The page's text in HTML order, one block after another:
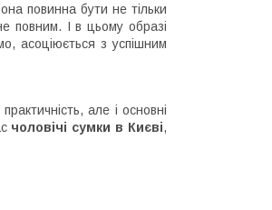
повинна бути не тільки
повним. І в цьому образі
асоціюється з успішним
але і основні
чоловічі сумки в Києві,